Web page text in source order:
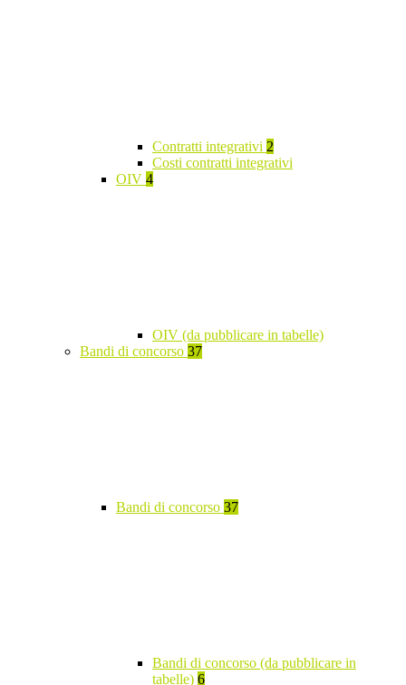
Contratti integrativi 2
Costi contratti integrativi
OIV 4
OIV (da pubblicare in tabelle)
Bandi di concorso 37
Bandi di concorso 37
Bandi di concorso (da pubblicare in
tabelle) 6